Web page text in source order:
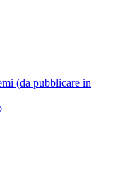
(da pubblicare in